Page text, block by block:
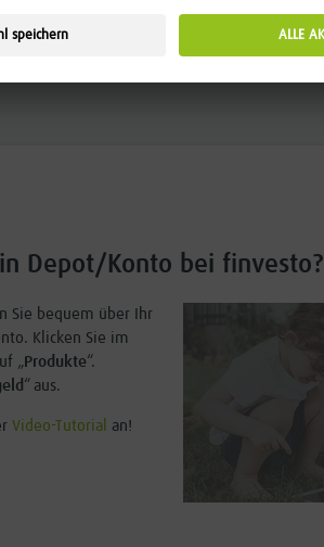
Depot/Konto bei finvesto?
Sie bequem über Ihr
Klicken Sie im
„Produkte“.
“ aus.
Video-Tutorial an!